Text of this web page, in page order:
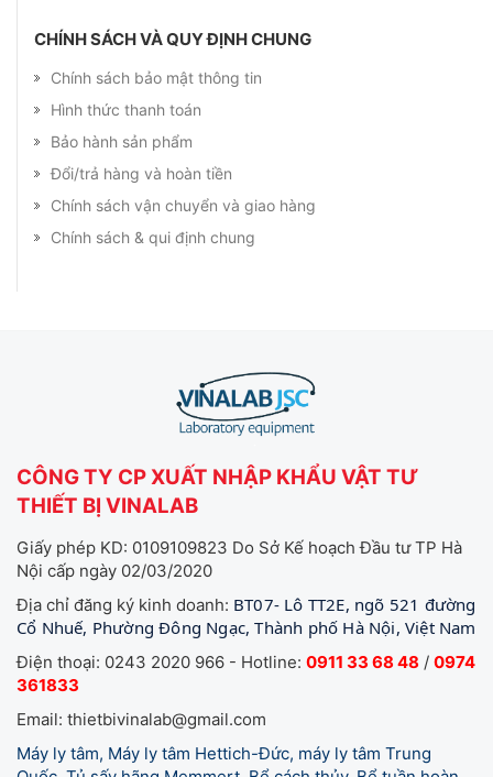
CHÍNH SÁCH VÀ QUY ĐỊNH CHUNG
Chính sách bảo mật thông tin
Hình thức thanh toán
Bảo hành sản phẩm
Đổi/trả hàng và hoàn tiền
Chính sách vận chuyển và giao hàng
Chính sách & qui định chung
CÔNG TY CP XUẤT NHẬP KHẨU VẬT TƯ
THIẾT BỊ VINALAB
Giấy phép KD: 0109109823 Do Sở Kế hoạch Đầu tư TP Hà
Nội cấp ngày 02/03/2020
Địa chỉ đăng ký kinh doanh: BT07- Lô TT2E, ngõ 521 đường
Cổ Nhuế, Phường Đông Ngạc, Thành phố Hà Nội, Việt Nam
Điện thoại: 0243 2020 966 - Hotline: 0911 33 68 48 / 0974
361833
Email: thietbivinalab@gmail.com
Máy ly tâm, Máy ly tâm Hettich-Đức, máy ly tâm Trung